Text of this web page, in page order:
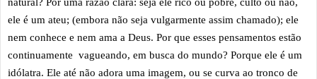
ele é um ateu; (embora não seja vulgarmente assim chamado); ele
nem conhece e nem ama a Deus. Por que esses pensamentos estão
continuamente vagueando, em busca do mundo? Porque ele é um
idólatra. Ele até não adora uma imagem, ou se curva ao tronco de